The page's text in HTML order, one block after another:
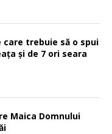
care trebuie să o spui
și de 7 ori seara
Maica Domnului